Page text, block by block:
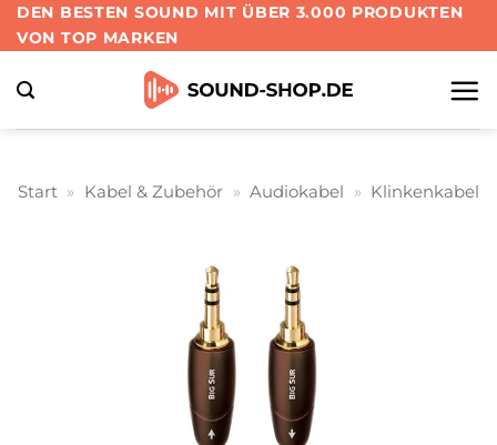
Zum
Inhalt
springen
DEN BESTEN SOUND MIT ÜBER 3.000 PRODUKTEN
VON TOP MARKEN
Start » Kabel & Zubehör » Audiokabel » Klinkenkabel